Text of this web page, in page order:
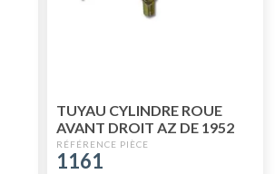
TUYAU CYLINDRE ROUE
AVANT DROIT AZ DE 1952
JUSQU'EN 07/1964(VOIR
1164)
1161